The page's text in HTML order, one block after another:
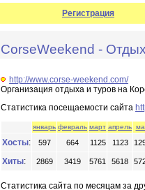
Регистрация
CorseWeekend -
http://www.corse-weekend.com/
Организация отдыха и туров на
Статистика посещаемости сайта
январь февраль март апрель
Хосты: 597 664 1125 1123
Хиты: 2869 3419 5761 5618
Статистика сайта по месяцам за